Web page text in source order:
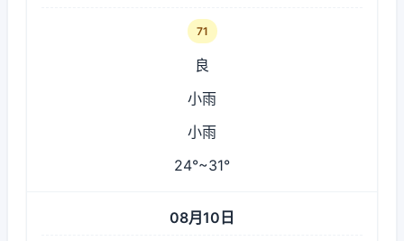
71
良
小雨
小雨
24°~31°
08月10日